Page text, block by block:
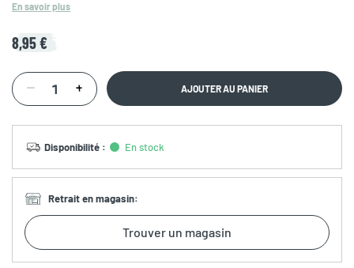
En savoir plus
8,95 €
AJOUTER AU PANIER
Disponibilité : En stock
Retrait en magasin:
Trouver un magasin